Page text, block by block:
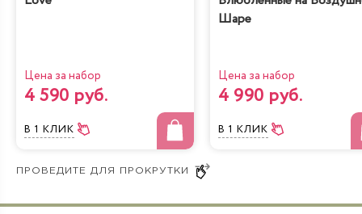
Цена за набор
4 590 руб.
В 1 КЛИК
Шаре
Цена за набор
4 990 руб.
В 1 КЛИК